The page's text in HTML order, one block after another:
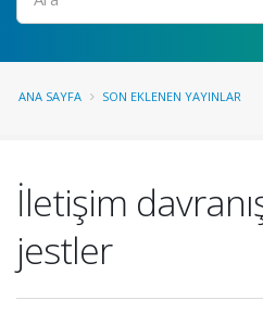
ANA SAYFA SON EKLENEN YAYINLAR
İletişim
jestler